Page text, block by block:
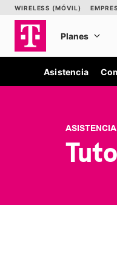
Asistencia
ASISTENCIA